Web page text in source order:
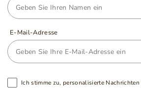
E-Mail-Adresse
Ich stimme zu, personalisierte